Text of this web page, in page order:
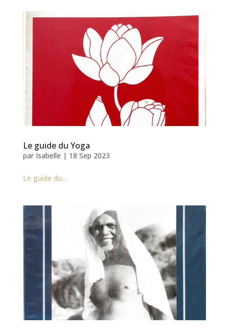
Le guide du Yoga
par Isabelle | 18 Sep 2023
Le guide du...